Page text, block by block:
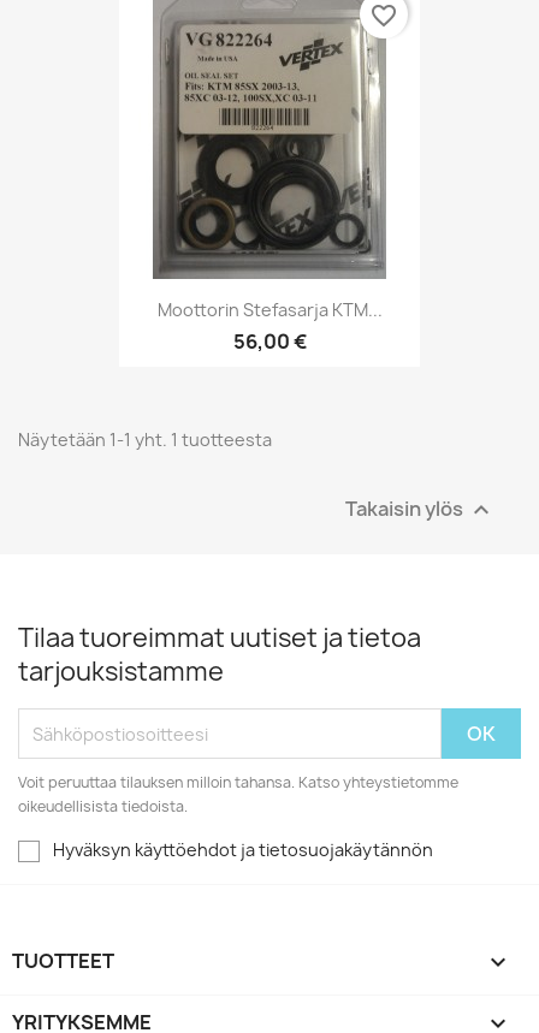
Moottorin Stefasarja KTM...
56,00 €
favorite_border
Näytetään 1-1 yht. 1 tuotteesta
Takaisin ylös 
Tilaa tuoreimmat uutiset ja tietoa
tarjouksistamme
Voit peruuttaa tilauksen milloin tahansa. Katso yhteystietomme
oikeudellisista tiedoista.
Hyväksyn käyttöehdot ja tietosuojakäytännön
TUOTTEET 
YRITYKSEMME 